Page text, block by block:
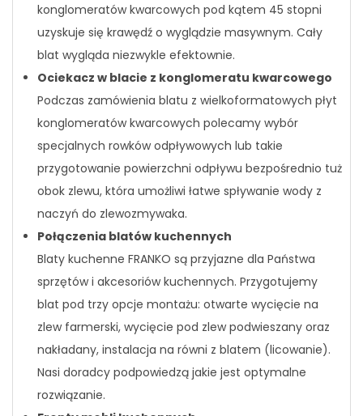
konglomeratów kwarcowych pod kątem 45 stopni
uzyskuje się krawędź o wyglądzie masywnym. Cały
blat wygląda niezwykle efektownie.
Ociekacz w blacie z konglomeratu kwarcowego
Podczas zamówienia blatu z wielkoformatowych płyt
konglomeratów kwarcowych polecamy wybór
specjalnych rowków odpływowych lub takie
przygotowanie powierzchni odpływu bezpośrednio tuż
obok zlewu, która umożliwi łatwe spływanie wody z
naczyń do zlewozmywaka.
Połączenia blatów kuchennych
Blaty kuchenne FRANKO są przyjazne dla Państwa
sprzętów i akcesoriów kuchennych. Przygotujemy
blat pod trzy opcje montażu: otwarte wycięcie na
zlew farmerski, wycięcie pod zlew podwieszany oraz
nakładany, instalacja na równi z blatem (licowanie).
Nasi doradcy podpowiedzą jakie jest optymalne
rozwiązanie.